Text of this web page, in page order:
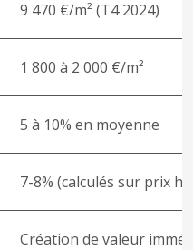
9 470 €/m² (T4 2024)
1 800 à 2 000 €/m²
5 à 10% en moyenne
7-8% (calculés sur prix
Création de valeur